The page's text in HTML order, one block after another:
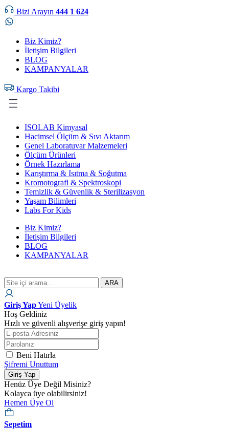
Bizi Arayın 444 1 624
Biz Kimiz?
İletişim Bilgileri
BLOG
KAMPANYALAR
Kargo Takibi
ISOLAB Kimyasal
Hacimsel Ölçüm & Sıvı Aktarım
Genel Laboratuvar Malzemeleri
Ölçüm Ürünleri
Örnek Hazırlama
Karıştırma & Isıtma & Soğutma
Kromotografi & Spektroskopi
Temizlik & Güvenlik & Sterilizasyon
Yaşam Bilimleri
Labs For Kids
Biz Kimiz?
İletişim Bilgileri
BLOG
KAMPANYALAR
ARA
Giriş YapYeni Üyelik
Hoş Geldiniz
Hızlı ve güvenli alışverişe giriş yapın!
Beni Hatırla
Şifremi Unuttum
Giriş Yap
Henüz Üye Değil Misiniz?
Kolayca üye olabilirsiniz!
Hemen Üye Ol
Sepetim